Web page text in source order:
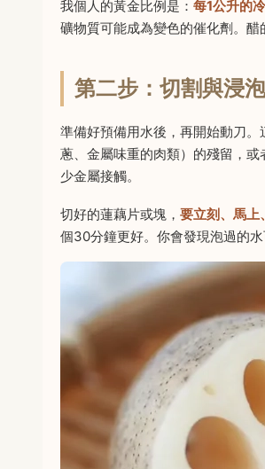
我個人的黃金比例是： 每1公升的
礦物質可能成為變色的催化劑。醋
第二步：切割與浸
準備好預備用水後，再開始動刀。
蔥、金屬味重的肉類）的殘留，
少金屬接觸。
切好的蓮藕片或塊， 要立刻、馬上
個30分鐘更好。你會發現泡過的